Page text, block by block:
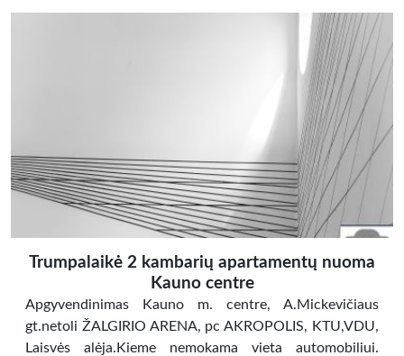
Trumpalaikė 2 kambarių apartamentų nuoma
Kauno centre
Apgyvendinimas Kauno m. centre, A.Mickevičiaus
gt.netoli ŽALGIRIO ARENA, pc AKROPOLIS, KTU,VDU,
Laisvės alėja.Kieme nemokama vieta automobiliui.